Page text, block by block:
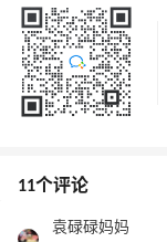
11个评论
袁碌碌妈妈